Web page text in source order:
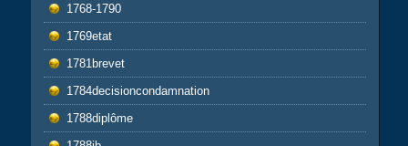
1768-1790
1769etat
1781brevet
1784decisioncondamnation
1788diplôme